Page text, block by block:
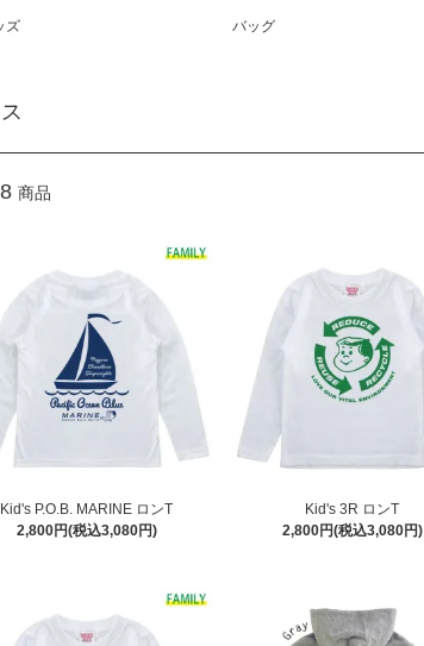
ズ
バッグ
商品
Kid's P.O.B. MARINE ロンT
2,800円(税込3,080円)
Kid's 3R ロンT
2,800円(税込3,080円)